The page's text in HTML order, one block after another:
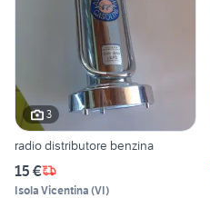
3
radio distributore benzina
15 €
Isola Vicentina (VI)